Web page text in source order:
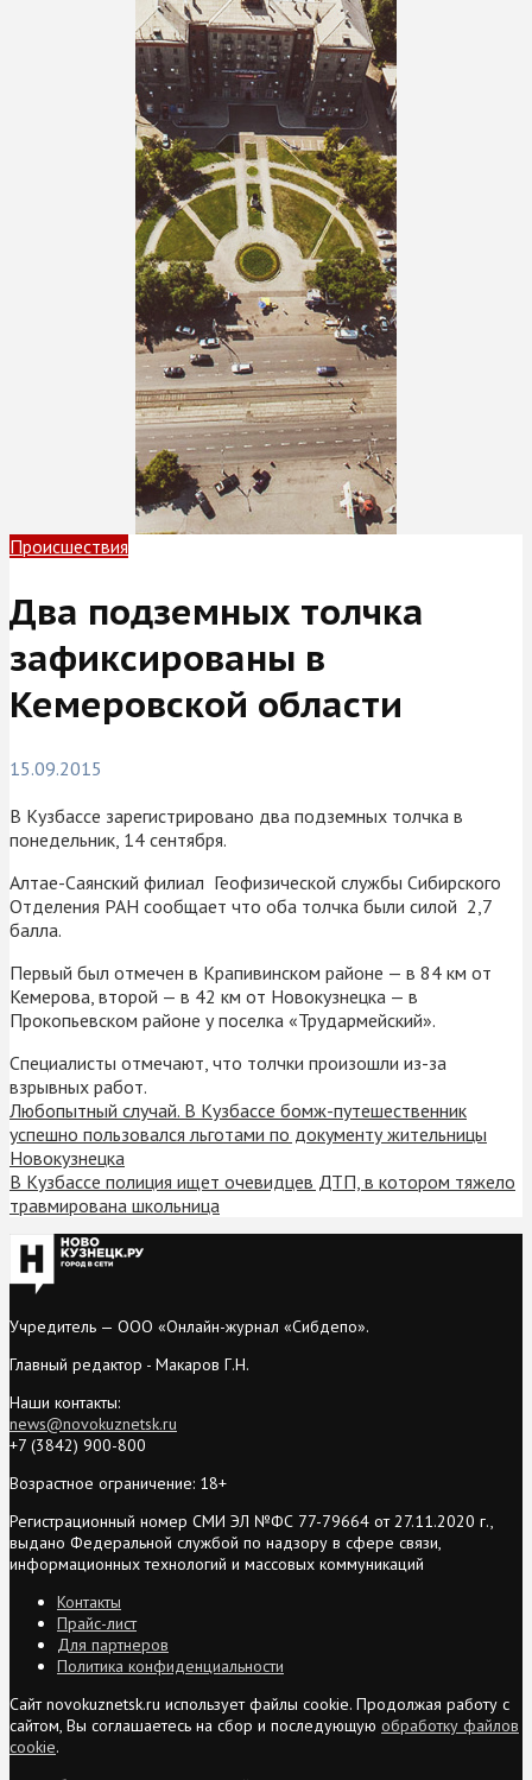
Происшествия
Два подземных толчка
зафиксированы в
Кемеровской области
15.09.2015
В Кузбассе зарегистрировано два подземных толчка в
понедельник, 14 сентября.
Алтае-Саянский филиал Геофизической службы Сибирского
Отделения РАН сообщает что оба толчка были силой 2,7
балла.
Первый был отмечен в Крапивинском районе — в 84 км от
Кемерова, второй — в 42 км от Новокузнецка — в
Прокопьевском районе у поселка «Трудармейский».
Специалисты отмечают, что толчки произошли из-за
взрывных работ.
Любопытный случай. В Кузбассе бомж-путешественник
успешно пользовался льготами по документу жительницы
Новокузнецка
В Кузбассе полиция ищет очевидцев ДТП, в котором тяжело
травмирована школьница
Учредитель — ООО «Онлайн-журнал «Сибдепо».
Главный редактор - Макаров Г.Н.
Наши контакты:
news@novokuznetsk.ru
+7 (3842) 900-800
Возрастное ограничение: 18+
Регистрационный номер СМИ ЭЛ №ФС 77-79664 от 27.11.2020 г.,
выдано Федеральной службой по надзору в сфере связи,
информационных технологий и массовых коммуникаций
Контакты
Прайс-лист
Для партнеров
Политика конфиденциальности
Сайт novokuznetsk.ru использует файлы cookie. Продолжая работу с
сайтом, Вы соглашаетесь на сбор и последующую обработку файлов
cookie.